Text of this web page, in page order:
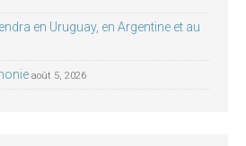
en Uruguay, en Argentine et au
août 5, 2026